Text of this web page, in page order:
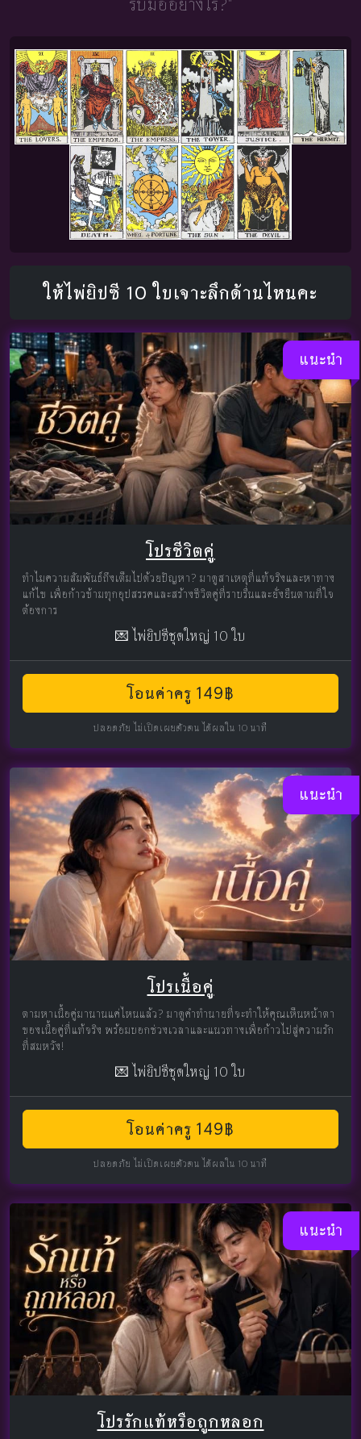
ให้ไพ่ยิปซี 10 ใบเจาะลึกด้านไหนคะ
แนะนำ
โปรชีวิตคู่
ทำไมความสัมพันธ์ถึงเต็มไปด้วยปัญหา? มาดูสาเหตุที่แท้จริงและหาทาง
แก้ไข เพื่อก้าวข้ามทุกอุปสรรคและสร้างชีวิตคู่ที่ราบรื่นและยั่งยืนตามที่ใจ
ต้องการ
💌 ไพ่ยิปซีชุดใหญ่ 10 ใบ
โอนค่าครู 149฿
ปลอดภัย ไม่เปิดเผยตัวตน ได้ผลใน 10 นาที
แนะนำ
โปรเนื้อคู่
ตามหาเนื้อคู่มานานแค่ไหนแล้ว? มาดูคำทำนายที่จะทำให้คุณเห็นหน้าตา
ของเนื้อคู่ที่แท้จริง พร้อมบอกช่วงเวลาและแนวทางเพื่อก้าวไปสู่ความรัก
ที่สมหวัง!
💌 ไพ่ยิปซีชุดใหญ่ 10 ใบ
โอนค่าครู 149฿
ปลอดภัย ไม่เปิดเผยตัวตน ได้ผลใน 10 นาที
แนะนำ
โปรรักแท้หรือถูกหลอก